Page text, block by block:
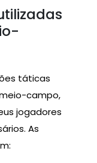
táticas
campo,
jogadores
As